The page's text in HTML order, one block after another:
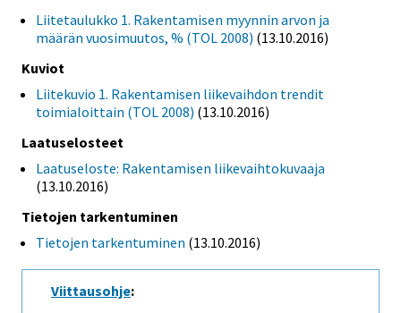
Liitetaulukko 1. Rakentamisen myynnin arvon ja
määrän vuosimuutos, % (TOL 2008) (13.10.2016)
Kuviot
Liitekuvio 1. Rakentamisen liikevaihdon trendit
toimialoittain (TOL 2008) (13.10.2016)
Laatuselosteet
Laatuseloste: Rakentamisen liikevaihtokuvaaja
(13.10.2016)
Tietojen tarkentuminen
Tietojen tarkentuminen (13.10.2016)
Viittausohje: